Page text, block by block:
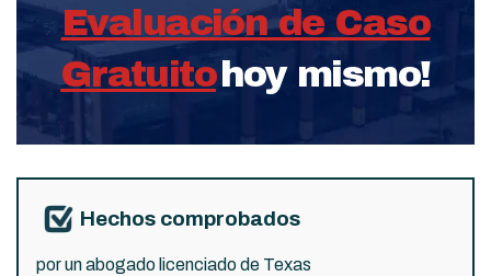
Evaluación de Caso
Gratuitohoy mismo!
Hechos comprobados
por un abogado licenciado de Texas